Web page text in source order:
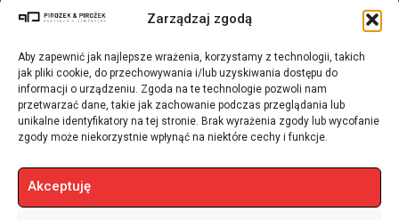
Zarządzaj zgodą
Aby zapewnić jak najlepsze wrażenia, korzystamy z technologii, takich
jak pliki cookie, do przechowywania i/lub uzyskiwania dostępu do
informacji o urządzeniu. Zgoda na te technologie pozwoli nam
przetwarzać dane, takie jak zachowanie podczas przeglądania lub
unikalne identyfikatory na tej stronie. Brak wyrażenia zgody lub wycofanie
zgody może niekorzystnie wpłynąć na niektóre cechy i funkcje.
Akceptuję